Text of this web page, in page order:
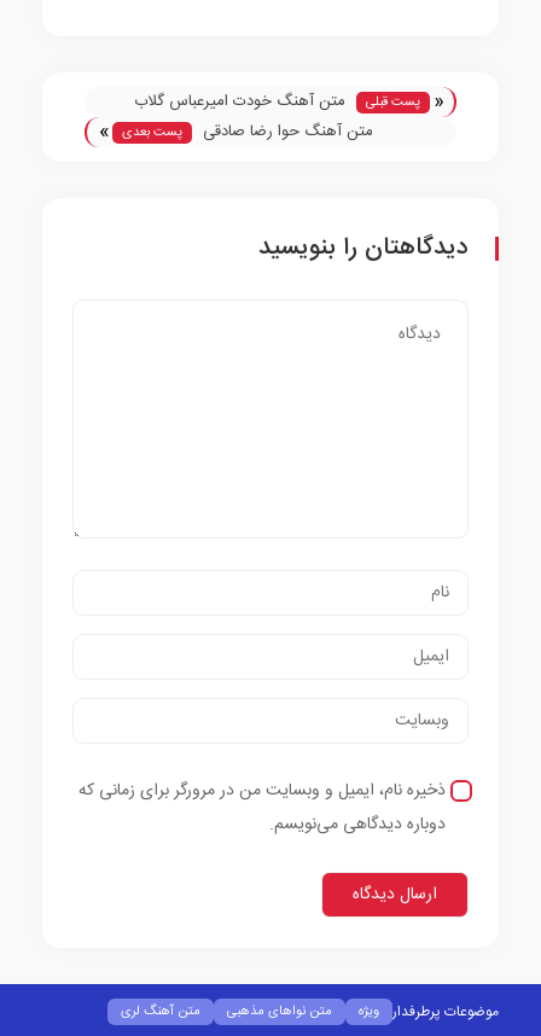
« پست قبلی
متن آهنگ خودت امیرعباس گلاب
متن آهنگ حوا رضا صادقی
پست بعدی »
دیدگاهتان را بنویسید
ذخیره نام، ایمیل و وبسایت من در مرورگر برای زمانی که
دوباره دیدگاهی می‌نویسم.
موضوعات پرطرفدار ویژه متن نواهای مذهبی
متن آهنگ لری